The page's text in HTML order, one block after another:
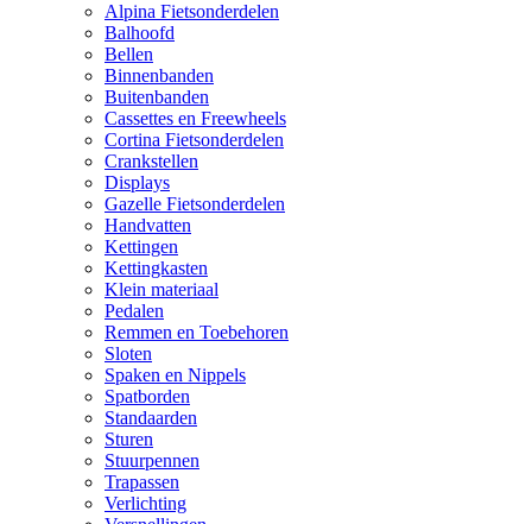
Alpina Fietsonderdelen
Balhoofd
Bellen
Binnenbanden
Buitenbanden
Cassettes en Freewheels
Cortina Fietsonderdelen
Crankstellen
Displays
Gazelle Fietsonderdelen
Handvatten
Kettingen
Kettingkasten
Klein materiaal
Pedalen
Remmen en Toebehoren
Sloten
Spaken en Nippels
Spatborden
Standaarden
Sturen
Stuurpennen
Trapassen
Verlichting